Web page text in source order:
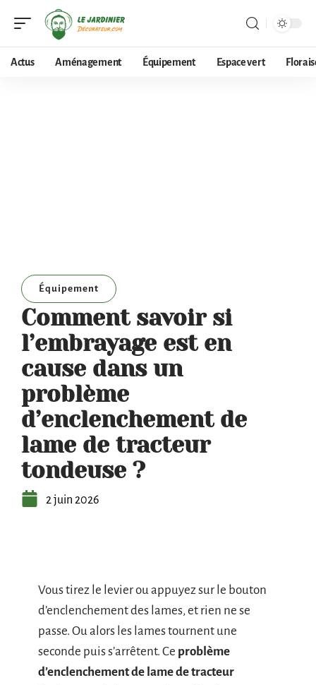
Actus Aménagement Équipement Espace vert
Équipement
Comment savoir si
l’embrayage est en
cause dans un
problème
d’enclenchement de
lame de tracteur
tondeuse ?
2 juin 2026
Vous tirez le levier ou appuyez sur le bouton
d’enclenchement des lames, et rien ne se
passe. Ou alors les lames tournent une
seconde puis s’arrêtent. Ce problème
d’enclenchement de lame de tracteur